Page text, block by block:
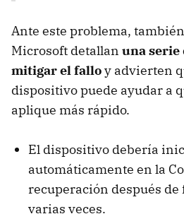
Ante este problema,
Microsoft detallan una serie
mitigar el falloy advierten
dispositivo puede ayudar a
aplique más rápido.
El dispositivo debería
automáticamente en la
recuperación después
varias veces.